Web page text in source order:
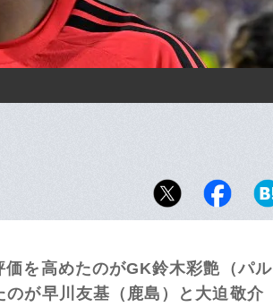
を高めたのがGK鈴木彩艶（パル
が早川友基（鹿島）と大迫敬介